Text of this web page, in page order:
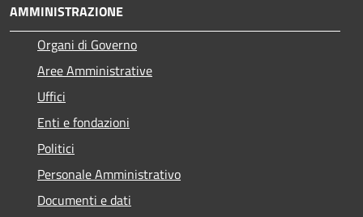
AMMINISTRAZIONE
Organi di Governo
Aree Amministrative
Uffici
Enti e fondazioni
Politici
Personale Amministrativo
Documenti e dati